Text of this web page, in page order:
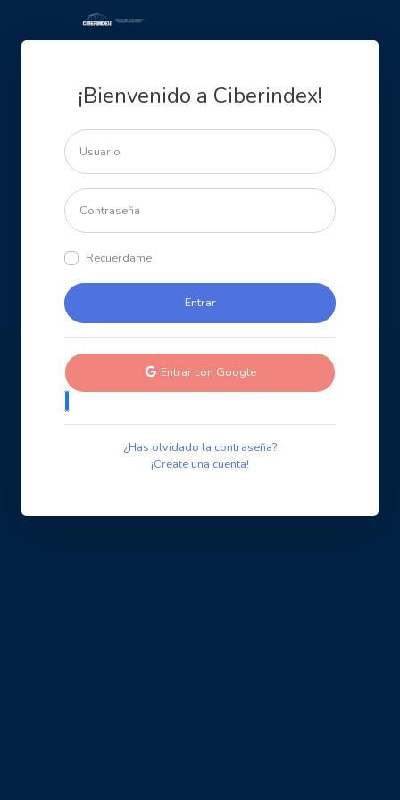
¡Bienvenido a Ciberindex!
Recuerdame
Entrar con Google
¿Has olvidado la contraseña?
¡Create una cuenta!